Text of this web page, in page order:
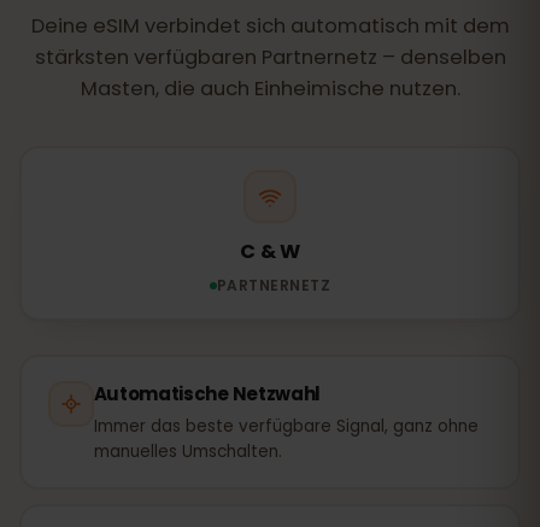
Deine eSIM verbindet sich automatisch mit dem
stärksten verfügbaren Partnernetz – denselben
Masten, die auch Einheimische nutzen.
C & W
PARTNERNETZ
Automatische Netzwahl
Immer das beste verfügbare Signal, ganz ohne
manuelles Umschalten.